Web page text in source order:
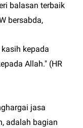
balasan terbaik
bersabda,
kepada
Allah." (HR
jasa
adalah bagian